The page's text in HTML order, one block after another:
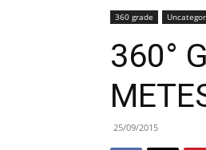
360 grade
360°
25/09/2015